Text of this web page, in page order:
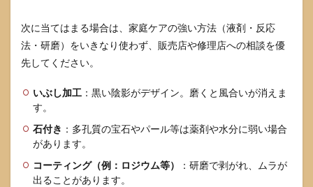
資料
（サイ
ト名＋
URL）
次に当てはまる場合は、家庭ケアの強い方法（液剤・反応
法・研磨）をいきなり使わず、販売店や修理店への相談を優
先してください。
いぶし加工 ：黒い陰影がデザイン。磨くと風合いが消えま
す。
石付き ：多孔質の宝石やパール等は薬剤や水分に弱い場合
があります。
コーティング（例：ロジウム等）
：研磨で剥がれ、ムラが
出ることがあります。